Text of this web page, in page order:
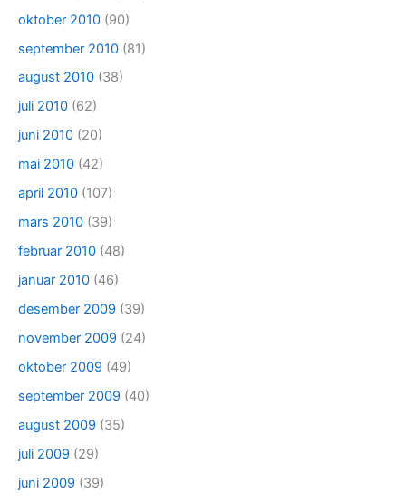
oktober 2010 (90)
september 2010 (81)
august 2010 (38)
juli 2010 (62)
juni 2010 (20)
mai 2010 (42)
april 2010 (107)
mars 2010 (39)
februar 2010 (48)
januar 2010 (46)
desember 2009 (39)
november 2009 (24)
oktober 2009 (49)
september 2009 (40)
august 2009 (35)
juli 2009 (29)
juni 2009 (39)